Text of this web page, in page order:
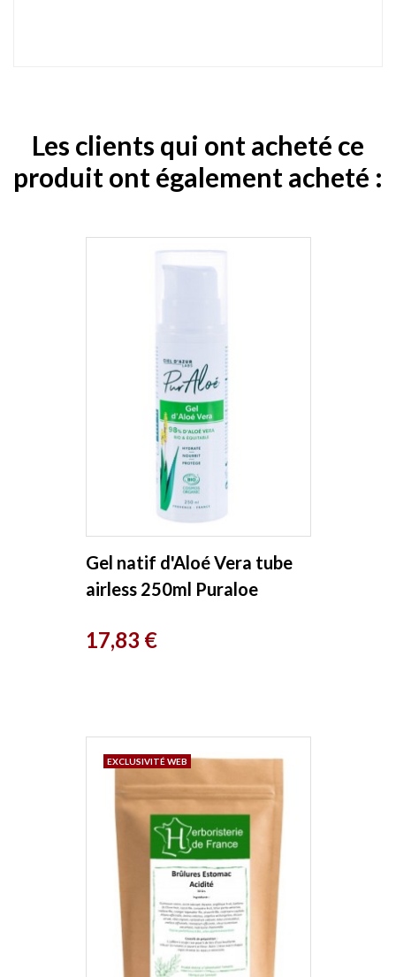
Les clients qui ont acheté ce
produit ont également acheté :
Gel natif d'Aloé Vera tube
airless 250ml Puraloe
Prix
17,83 €
EXCLUSIVITÉ WEB